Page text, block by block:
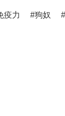
疫力 狗奴